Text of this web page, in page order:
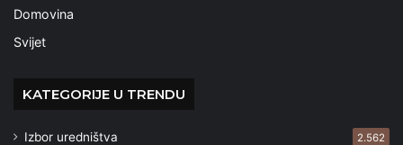
Domovina
Svijet
KATEGORIJE U TRENDU
Izbor uredništva 2.562